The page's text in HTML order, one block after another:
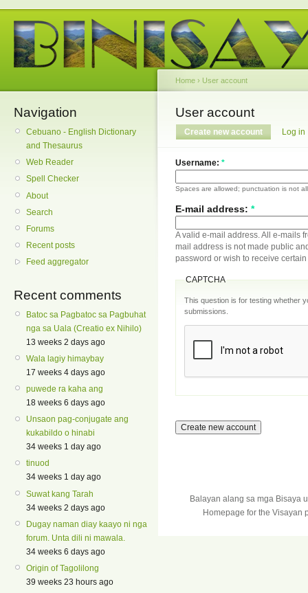
Navigation
Cebuano - English Dictionary
and Thesaurus
Web Reader
Spell Checker
About
Search
Forums
Recent posts
Feed aggregator
Recent comments
Batoc sa Pagbatoc sa Pagbuhat
nga sa Uala (Creatio ex Nihilo)
13 weeks 2 days ago
Wala lagiy himaybay
17 weeks 4 days ago
puwede ra kaha ang
18 weeks 6 days ago
Unsaon pag-conjugate ang
kukabildo o hinabi
34 weeks 1 day ago
tinuod
34 weeks 1 day ago
Suwat kang Tarah
34 weeks 2 days ago
Dugay naman diay kaayo ni nga
forum. Unta dili ni mawala.
34 weeks 6 days ago
Origin of Tagolilong
39 weeks 23 hours ago
Home › User account
User account
Create new account Log in
Username: *
Spaces are allowed; punctuation is not
E-mail address: *
A valid e-mail address. All e-mails
mail address is not made public
password or wish to receive
CAPTCHA
This question is for testing whether
submissions.
Balayan alang sa mga Bisaya
Homepage for the Visayan